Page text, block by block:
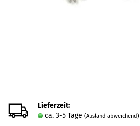
Lieferzeit:
ca. 3-5 Tage (Ausland abweichend)